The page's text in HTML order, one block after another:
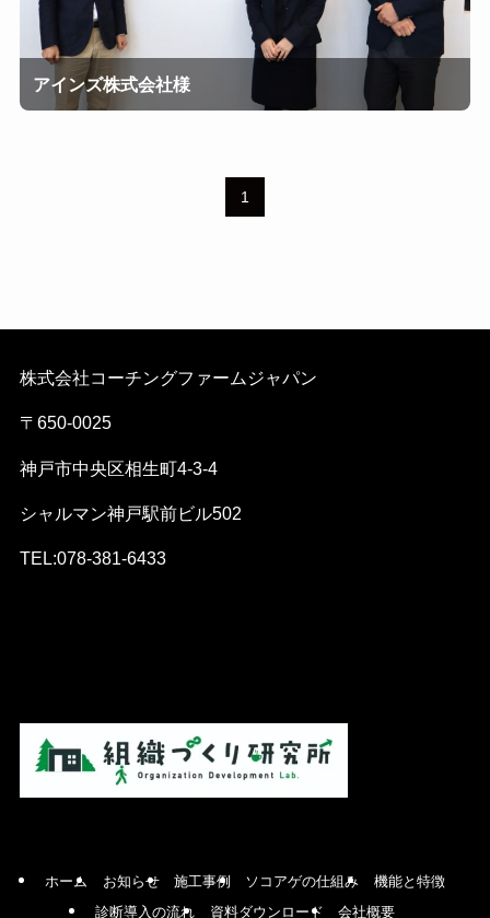
アインズ株式会社様
1
株式会社コーチングファームジャパン
〒650-0025
神戸市中央区相生町4-3-4
シャルマン神戸駅前ビル502
TEL:078-381-6433
ホーム お知らせ 施工事例 ソコアゲの仕組み
機能と特徴
診断導入の流れ
資料ダウンロード 会社概要